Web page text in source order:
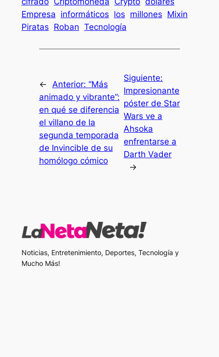
Empresa informáticos los millones Mixin
Piratas Roban Tecnología
← Anterior: “Más
animado y vibrante”:
en qué se diferencia
el villano de la
segunda temporada
de Invincible de su
homólogo cómico
Siguiente:
Impresionante
póster de Star
Wars ve a
Ahsoka
enfrentarse a
Darth Vader
→
Noticias, Entretenimiento, Deportes, Tecnología y
Mucho Más!